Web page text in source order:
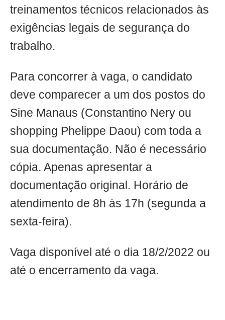
treinamentos técnicos relacionados às
exigências legais de segurança do
trabalho.
Para concorrer à vaga, o candidato
deve comparecer a um dos postos do
Sine Manaus (Constantino Nery ou
shopping Phelippe Daou) com toda a
sua documentação. Não é necessário
cópia. Apenas apresentar a
documentação original. Horário de
atendimento de 8h às 17h (segunda a
sexta-feira).
Vaga disponível até o dia 18/2/2022 ou
até o encerramento da vaga.